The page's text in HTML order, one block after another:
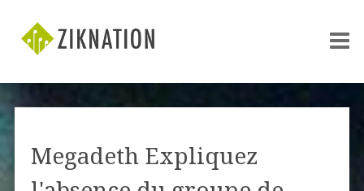
Megadeth Expliquez